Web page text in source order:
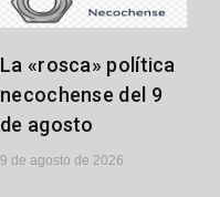
La «rosca» política
necochense del 9
de agosto
9 de agosto de 2026